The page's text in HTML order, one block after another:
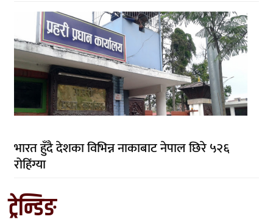
भारत हुँदै देशका विभिन्न नाकाबाट नेपाल छिरे ५२६
रोहिंग्या
ट्रेन्डिङ